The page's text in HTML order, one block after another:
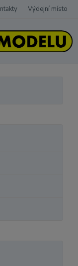
Výdejní místo